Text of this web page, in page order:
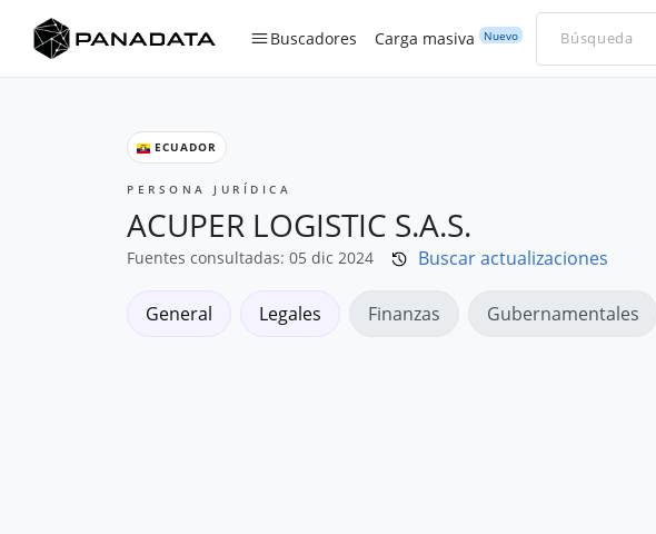
Buscadores Carga masiva Nuevo
ECUADOR
PERSONA JURÍDICA
ACUPER LOGISTIC S.A.S.
Fuentes consultadas: 05 dic 2024 Buscar actualizaciones
General Legales Finanzas Gubernamentales